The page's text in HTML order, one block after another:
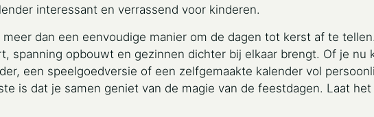
interessant en verrassend voor kinderen.
dan een eenvoudige manier om de dagen tot kerst af te
spanning opbouwt en gezinnen dichter bij elkaar brengt. Of je nu
een speelgoedversie of een zelfgemaakte kalender vol
is dat je samen geniet van de magie van de feestdagen. Laat